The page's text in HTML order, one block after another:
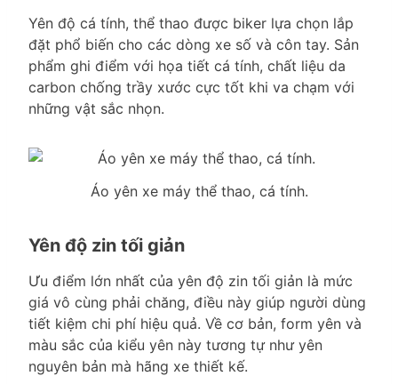
Yên độ cá tính, thể thao được biker lựa chọn lắp
đặt phổ biến cho các dòng xe số và côn tay. Sản
phẩm ghi điểm với họa tiết cá tính, chất liệu da
carbon chống trầy xước cực tốt khi va chạm với
những vật sắc nhọn.
Áo yên xe máy thể thao, cá tính.
Yên độ zin tối giản
Ưu điểm lớn nhất của yên độ zin tối giản là mức
giá vô cùng phải chăng, điều này giúp người dùng
tiết kiệm chi phí hiệu quả. Về cơ bản, form yên và
màu sắc của kiểu yên này tương tự như yên
nguyên bản mà hãng xe thiết kế.